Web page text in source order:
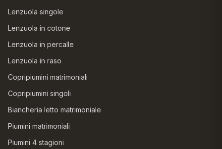
Lenzuola singole
Lenzuola in cotone
Lenzuola in percalle
Lenzuola in raso
Copripiumini matrimoniali
Copripiumini singoli
Biancheria letto matrimoniale
Piumini matrimoniali
Piumini 4 stagioni